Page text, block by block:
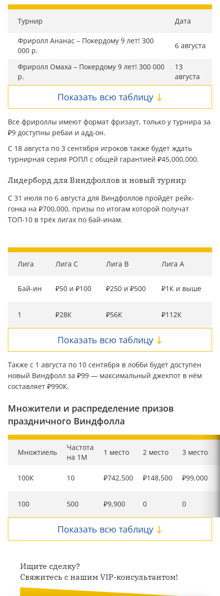
Турнир Дата
Фриролл Ананас – Покердому 9 лет! 300
000 р.
6 августа
Фриролл Омаха – Покердому 9 лет! 300 000
р.
13
августа
Показать всю таблицу
Все фрироллы имеют формат фризаут, только у турнира за
₽9 доступны ребаи и адд-он.
С 18 августа по 3 сентября игроков также будет ждать
турнирная серия РОПЛ с общей гарантией ₽45,000,000.
Лидерборд для Виндфоллов и новый турнир
С 31 июля по 6 августа для Виндфоллов пройдёт рейк-
гонка на ₽700,000, призы по итогам которой получат
ТОП-10 в трёх лигах по бай-инам.
Лига Лига C Лига B Лига A
Бай-ин ₽50 и ₽100 ₽250 и ₽500 ₽1К и выше
1 ₽28К ₽56К ₽112К
Показать всю таблицу
Также с 1 августа по 10 сентября в лобби будет доступен
новый Виндфолл за ₽99 — максимальный джекпот в нём
составляет ₽990К.
Множители и распределение призов
праздничного Виндфолла
Множтиель
Частота
на 1М
1 место 2 место 3 место
100К 10 ₽742,500 ₽148,500 ₽99,000
100 500 ₽9,900 0 0
Показать всю таблицу
Ищите сделку?
Свяжитесь с нашим VIP-консультантом!